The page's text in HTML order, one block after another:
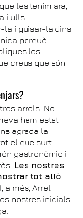
les tenim ara,
i ulls.
la i guisar-la dins
perquè
les
creus que són
arrels. No
hem estat
agrada la
el que surt
gastronòmic i
Les nostres
tot allò
. I, a més, Arrel
nostres inicials.